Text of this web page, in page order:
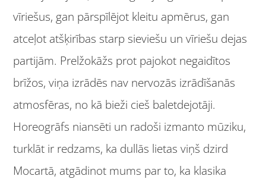
vīriešus, gan pārspīlējot kleitu apmērus, gan
atceļot atšķirības starp sieviešu un vīriešu dejas
partijām. Prelžokāžs prot pajokot negaidītos
brīžos, viņa izrādēs nav nervozās izrādīšanās
atmosfēras, no kā bieži cieš baletdejotāji.
Horeogrāfs niansēti un radoši izmanto mūziku,
turklāt ir redzams, ka dullās lietas viņš dzird
Mocartā, atgādinot mums par to, ka klasika